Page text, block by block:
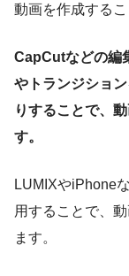
動画を作成するこ
CapCutなどの編
やトランジショ
りすることで、
す。
LUMIXやiPhone
用することで、
ます。